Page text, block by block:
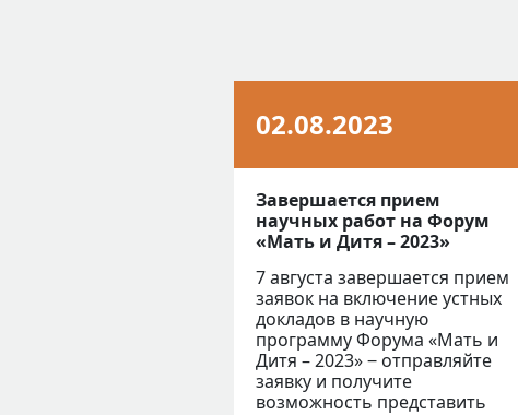
02.08.2023
Завершается прием
научных работ на Форум
«Мать и Дитя – 2023»
7 августа завершается прием
заявок на включение устных
докладов в научную
программу Форума «Мать и
Дитя – 2023» ‒ отправляйте
заявку и получите
возможность представить